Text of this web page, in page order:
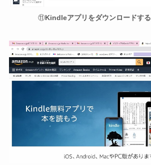
⑪Kindleアプリをダウンロードする